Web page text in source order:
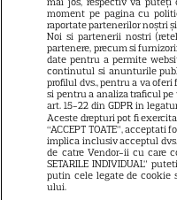
moment pe pagina cu
raportate partenerilor noștri
Noi si partenerii nostri
partenere, precum si
date pentru a permite
continutul si anunturile
profilul dvs., pentru a va
si pentru a analiza traficul
art. 15-22 din GDPR in
Aceste drepturi pot fi
“ACCEPT TOATE”,
implica inclusiv acceptul
de catre Vendor-ii cu care
SETARILE INDIVIDUAL”
putin cele legate de cookie
ului.